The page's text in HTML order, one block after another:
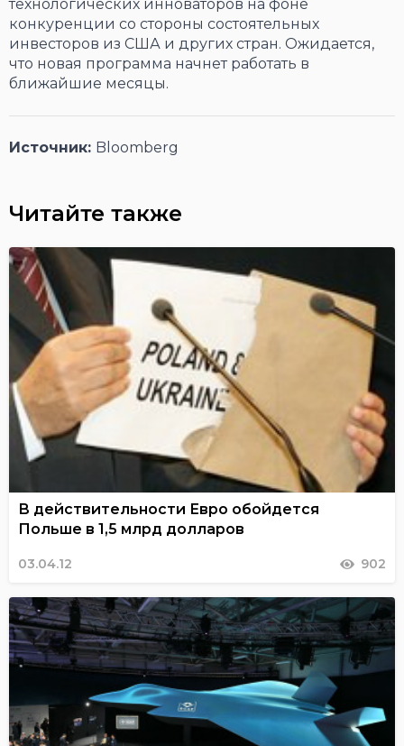
технологических инноваторов на фоне
конкуренции со стороны состоятельных
инвесторов из США и других стран. Ожидается,
что новая программа начнет работать в
ближайшие месяцы.
Источник: Bloomberg
Читайте также
В действительности Евро обойдется
Польше в 1,5 млрд долларов
03.04.12 902